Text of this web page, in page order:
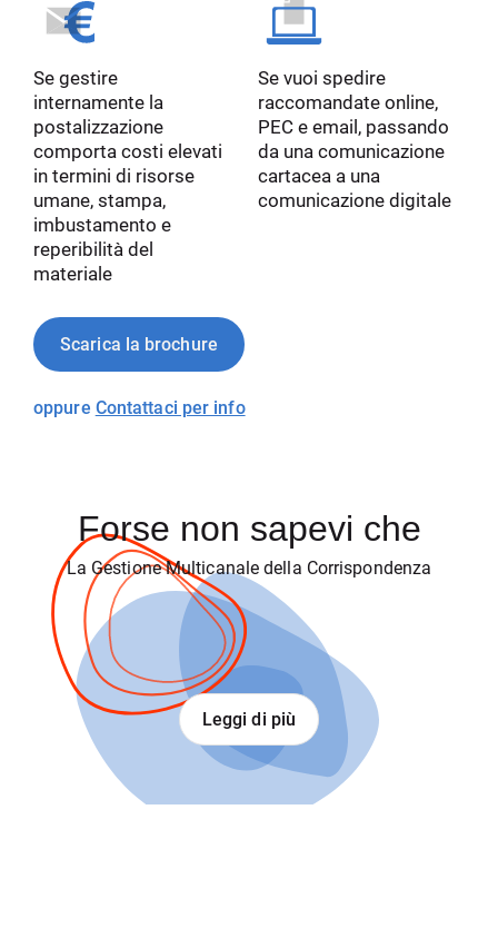
Se gestire
internamente la
postalizzazione
comporta costi elevati
in termini di risorse
umane, stampa,
imbustamento e
reperibilità del
materiale
Se vuoi spedire
raccomandate online,
PEC e email, passando
da una comunicazione
cartacea a una
comunicazione digitale
Scarica la brochure
oppure Contattaci per info
Forse non sapevi che
La Gestione Multicanale della Corrispondenza
Leggi di più
FOCUS